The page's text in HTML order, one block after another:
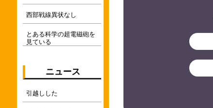
西部戦線異状なし
とある科学の超電磁砲を
見ている
ニュース
引越しした